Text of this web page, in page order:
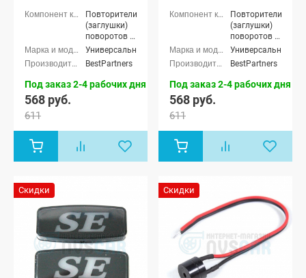
Повторители
(заглушки)
поворотов в
крылья
Универсальные
BestPartners
Под заказ 2-4 рабочих дня
568 руб.
611
Повторители
(заглушки)
поворотов в
крылья
Универсальные
BestPartners
Под заказ 2-4 рабочих дня
568 руб.
611
Скидки Скидки